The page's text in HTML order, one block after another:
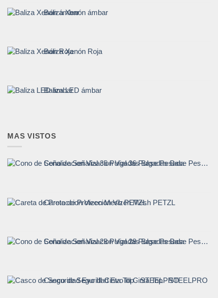
Baliza Xenón ámbar
Baliza Xenón Roja
Baliza LED ámbar
MAS VISTOS
Cono de Señalizacion Vial 36 Pulgadas Base Pesada
Careta de Proteccion Vizen Mesh PETZL
Cono de Señalizacion Vial 28 Pulgadas Base Pesada
Casco de Seguridad Evo III Cinta Top - STEELPRO